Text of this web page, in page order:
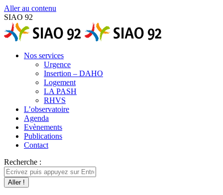
Aller au contenu
SIAO 92
Nos services
Urgence
Insertion – DAHO
Logement
LA PASH
RHVS
L’observatoire
Agenda
Evènements
Publications
Contact
Recherche :